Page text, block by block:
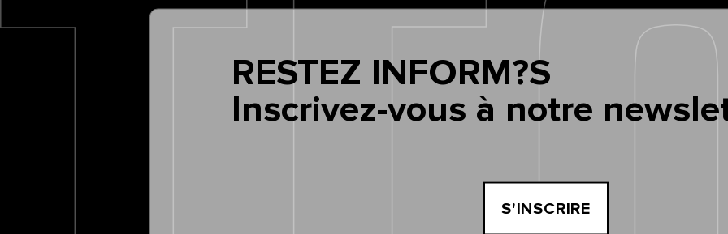
RESTEZ INFORM?S
Inscrivez-vous à notre
S'INSCRIRE